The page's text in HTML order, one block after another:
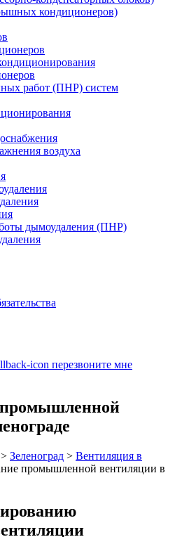
кондиционеров)
работ (ПНР) систем
воздуха
дымоудаления (ПНР)
перезвоните мне
> Зеленоград > Вентиляция в
промышленной вентиляции в